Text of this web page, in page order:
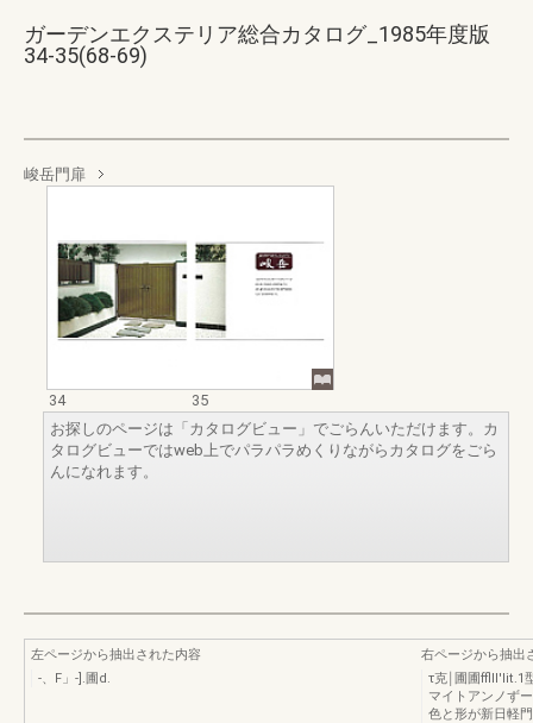
ガーデンエクステリア総合カタログ_1985年度版
34-35(68-69)
峻岳門扉
34
35
お探しのページは「カタログビュー」でごらんいただけます。カ
タログビューではweb上でパラパラめくりながらカタログをごら
んになれます。
左ページから抽出された内容
-、F」-].圃d.
右ページから抽出
τ克￨圃圃fflll'lit.1
マイトアンノず
色と形が新日軽